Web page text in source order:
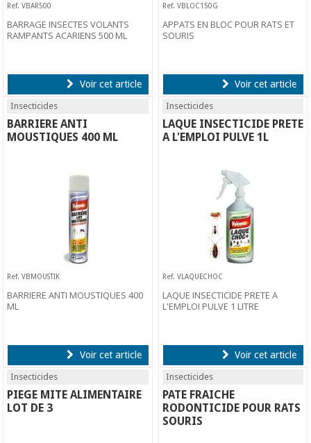
Ref. VBAR500
BARRAGE INSECTES VOLANTS
RAMPANTS ACARIENS 500 ML
Voir cet article
Ref. VBLOC150G
APPATS EN BLOC POUR RATS ET
SOURIS
Voir cet article
Insecticides
BARRIERE ANTI
MOUSTIQUES 400 ML
Ref. VBMOUSTIK
BARRIERE ANTI MOUSTIQUES 400
ML
Voir cet article
Insecticides
LAQUE INSECTICIDE PRETE
A L'EMPLOI PULVE 1L
Ref. VLAQUECHOC
LAQUE INSECTICIDE PRETE A
L'EMPLOI PULVE 1 LITRE
Voir cet article
Insecticides
PIEGE MITE ALIMENTAIRE
LOT DE 3
Insecticides
PATE FRAICHE
RODONTICIDE POUR RATS
SOURIS